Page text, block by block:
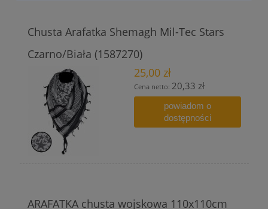
Chusta Arafatka Shemagh Mil-Tec Stars
Czarno/Biała (1587270)
25,00 zł
Cena netto: 20,33 zł
powiadom o
dostępności
ARAFATKA chusta wojskowa 110x110cm